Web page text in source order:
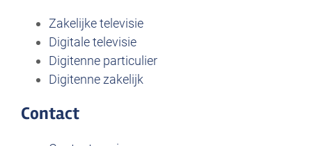
Zakelijke televisie
Digitale televisie
Digitenne particulier
Digitenne zakelijk
Contact